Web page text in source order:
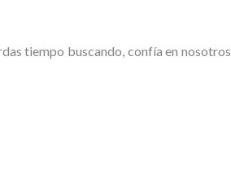
tiempo buscando, confía en